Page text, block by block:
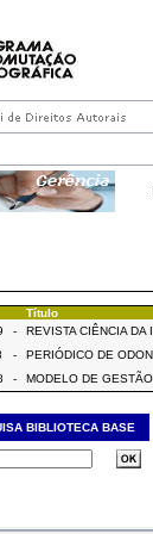
Título
-
REVISTA CIÊNCIA DA
-
PERIÓDICO DE
- MODELO DE
BIBLIOTECA BASE